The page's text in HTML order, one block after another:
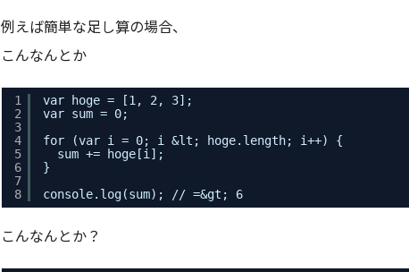
例えば簡単な足し算の場合、
こんなんとか
1
2
3
4
5
6
7
8
var hoge = [1, 2, 3];
var sum = 0;
for (var i = 0; i &lt; hoge.length; i++) {
sum += hoge[i];
}
console.log(sum); // =&gt; 6
こんなんとか？